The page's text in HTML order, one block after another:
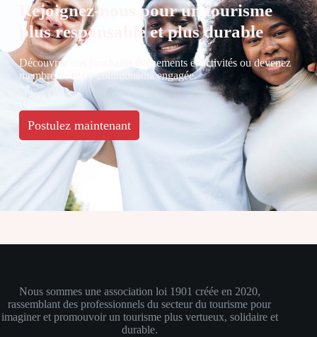
Rejoignez-nous pour un tourisme
plus responsable et plus durable
Découvrez nos prochains événements et activités ou devenez
membre de notre communauté engagée.
Postulez maintenant
Nous sommes une association loi 1901 créée en 2020,
rassemblant des professionnels du secteur du tourisme pour
imaginer et promouvoir un tourisme plus vertueux, solidaire et
durable.